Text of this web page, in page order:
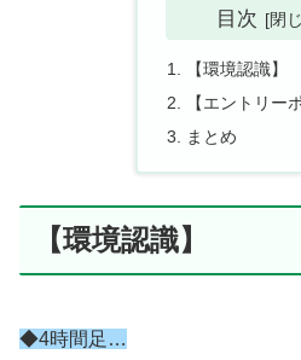
目次
【環境認識】
【エントリー
まとめ
【環境認識】
◆4時間足…